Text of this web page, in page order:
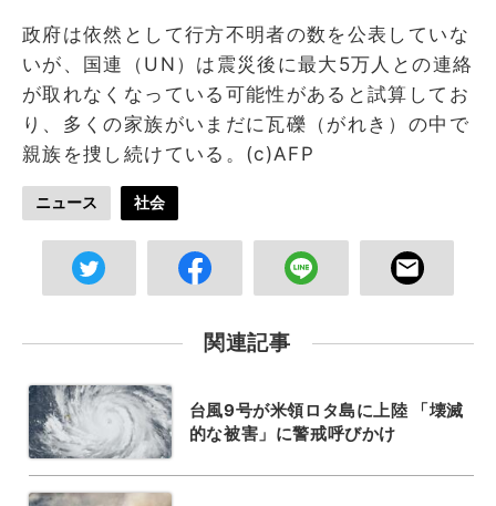
政府は依然として行方不明者の数を公表していな
いが、国連（UN）は震災後に最大5万人との連絡
が取れなくなっている可能性があると試算してお
り、多くの家族がいまだに瓦礫（がれき）の中で
親族を捜し続けている。(c)AFP
ニュース 社会
関連記事
台風9号が米領ロタ島に上陸 「壊滅
的な被害」に警戒呼びかけ